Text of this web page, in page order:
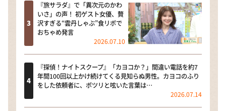
『旅サラダ』で「異次元のかわ
いさ」の声！ 初ゲスト女優、贅
沢すぎる“雲丹しゃぶ”食リポで
おちゃめ発言
2026.07.10
『探偵！ナイトスクープ』「カヨコか？」間違い電話を約7
年間100回以上かけ続けてくる見知らぬ男性。カヨコのふり
をした依頼者に、ポツリと呟いた言葉は…
2026.07.14